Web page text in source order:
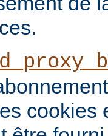
cookies